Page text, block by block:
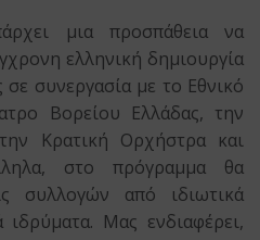
μια προσπάθεια να
ελληνική δημιουργία
σε συνεργασία με το Εθνικό
Βορείου Ελλάδας, την
Κρατική Ορχήστρα και
στο πρόγραμμα θα
συλλογών από ιδιωτικά
ιδρύματα. Μας ενδιαφέρει,